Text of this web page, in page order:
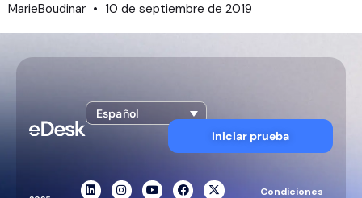
MarieBoudinar 10 de septiembre de 2019
Español
Iniciar prueba
Condiciones